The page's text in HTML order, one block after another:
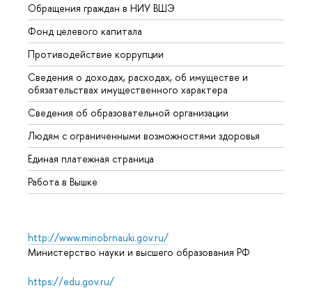
Обращения граждан в НИУ ВШЭ
Фонд целевого капитала
Противодействие коррупции
Сведения о доходах, расходах, об имуществе и
обязательствах имущественного характера
Сведения об образовательной организации
Людям с ограниченными возможностями здоровья
Единая платежная страница
Работа в Вышке
http://www.minobrnauki.gov.ru/
Министерство науки и высшего образования РФ
https://edu.gov.ru/